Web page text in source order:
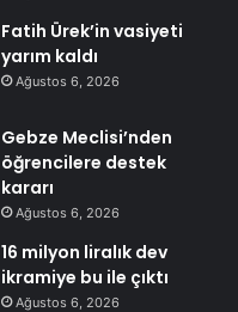
Fatih Ürek’in vasiyeti
yarım kaldı
Ağustos 6, 2026
Gebze Meclisi’nden
öğrencilere destek
kararı
Ağustos 6, 2026
16 milyon liralık dev
ikramiye bu ile çıktı
Ağustos 6, 2026